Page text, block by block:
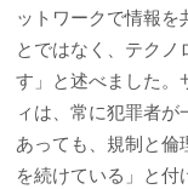
ットワークで情報を
とではなく、テク
す」と述べました。
ィは、常に犯罪者
あっても、規制と
を続けている」と付